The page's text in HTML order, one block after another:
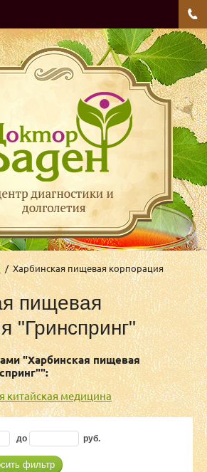
  /  Харбинская пищевая корпорация
пищевая
"Гринспринг"
"Харбинская пищевая
китайская медицина
до руб.
фильтр